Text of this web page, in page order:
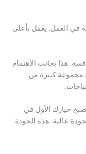
في العمل. يعمل بأعلى
هذا بجانب الاهتمام
مجموعة كبيرة من
خيارك الأول في
عالية. هذه الجودة